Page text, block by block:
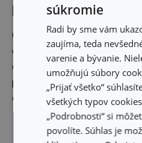
kuchynského riadu?
Objem nádoby je podľa
objemom nádoby naplnenej až
objem kuchynského riadu je
pripravovaného pokrmu, vo
objem vyznačený stupnicou.
súkromie
Radi by sme vám
zaujíma, teda
varenie a bývanie.
umožňujú súbory
„Prijať všetko“
všetkých typov
„Podrobnosti“ si
povolíte. Súhlas je